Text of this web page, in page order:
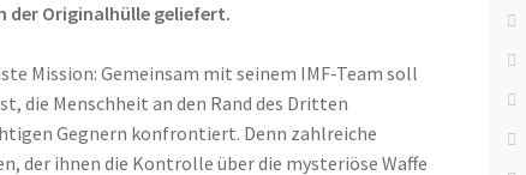
der Originalhülle geliefert.
Mission: Gemeinsam mit seinem IMF-Team soll
die Menschheit an den Rand des Dritten
Gegnern konfrontiert. Denn zahlreiche
der ihnen die Kontrolle über die mysteriöse Waffe